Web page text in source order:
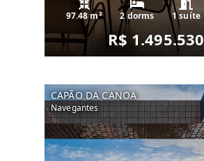
97.48 m² 2 dorms 1 suíte
R$ 1.495.530
CAPÃO DA CANOA
Navegantes